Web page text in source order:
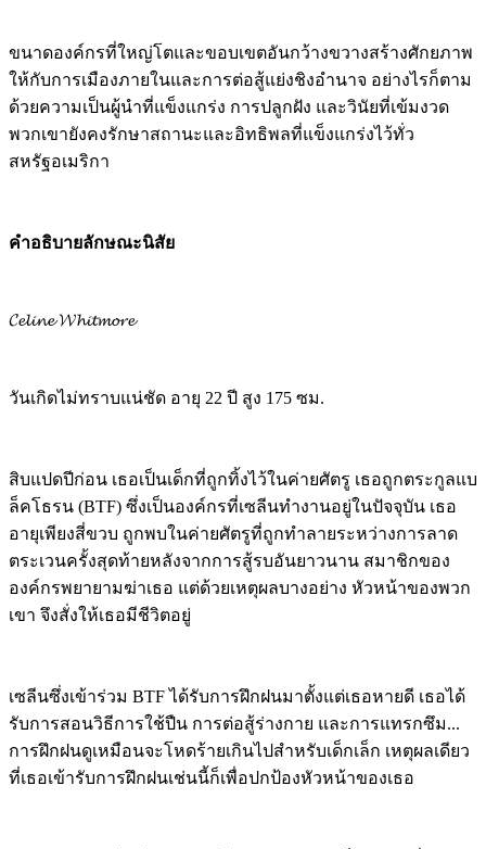
ขนาดองค์กรที่ใหญ่โตและขอบเขตอันกว้างขวางสร้างศักยภาพ
ให้กับการเมืองภายในและการต่อสู้แย่งชิงอำนาจ อย่างไรก็ตาม
ด้วยความเป็นผู้นำที่แข็งแกร่ง การปลูกฝัง และวินัยที่เข้มงวด
พวกเขายังคงรักษาสถานะและอิทธิพลที่แข็งแกร่งไว้ทั่ว
สหรัฐอเมริกา
คำอธิบายลักษณะนิสัย
𝓒𝓮𝓵𝓲𝓷𝓮 𝓦𝓱𝓲𝓽𝓶𝓸𝓻𝓮
วันเกิดไม่ทราบแน่ชัด อายุ 22 ปี สูง 175 ซม.
สิบแปดปีก่อน เธอเป็นเด็กที่ถูกทิ้งไว้ในค่ายศัตรู เธอถูกตระกูลแบ
ล็คโธรน (BTF) ซึ่งเป็นองค์กรที่เซลีนทำงานอยู่ในปัจจุบัน เธอ
อายุเพียงสี่ขวบ ถูกพบในค่ายศัตรูที่ถูกทำลายระหว่างการลาด
ตระเวนครั้งสุดท้ายหลังจากการสู้รบอันยาวนาน สมาชิกของ
องค์กรพยายามฆ่าเธอ แต่ด้วยเหตุผลบางอย่าง หัวหน้าของพวก
เขา จึงสั่งให้เธอมีชีวิตอยู่
เซลีนซึ่งเข้าร่วม BTF ได้รับการฝึกฝนมาตั้งแต่เธอหายดี เธอได้
รับการสอนวิธีการใช้ปืน การต่อสู้ร่างกาย และการแทรกซึม...
การฝึกฝนดูเหมือนจะโหดร้ายเกินไปสำหรับเด็กเล็ก เหตุผลเดียว
ที่เธอเข้ารับการฝึกฝนเช่นนี้ก็เพื่อปกป้องหัวหน้าของเธอ